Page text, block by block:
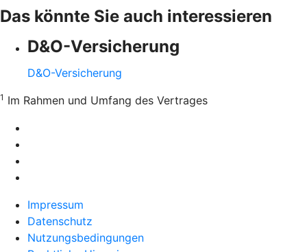
Das könnte Sie auch interessieren
D&O-Versicherung
D&O-Versicherung
1 Im Rahmen und Umfang des Vertrages
Impressum
Datenschutz
Nutzungsbedingungen